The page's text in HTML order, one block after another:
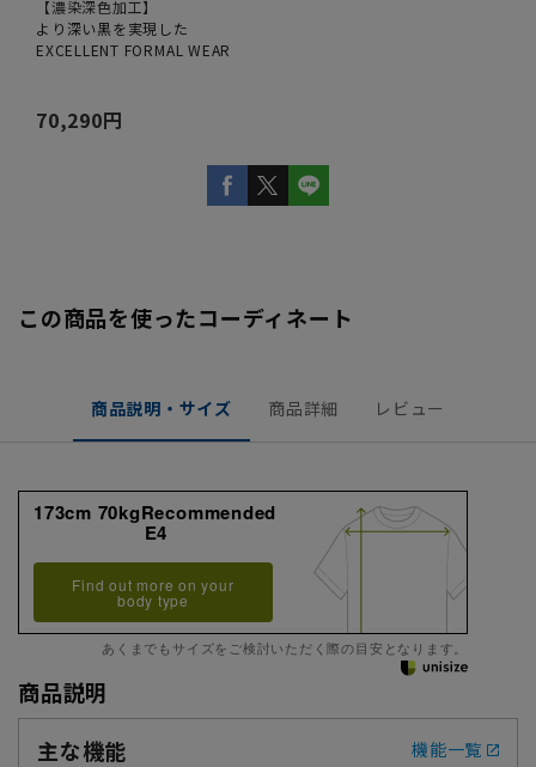
【濃染深色加工】
より深い黒を実現した
EXCELLENT FORMAL WEAR
70,290円
この商品を使ったコーディネート
商品説明・サイズ 商品詳細 レビュー
173cm 70kgRecommended
E4
Find out more on your
body type
あくまでもサイズをご検討いただく際の目安となります。
商品説明
主な機能
機能一覧